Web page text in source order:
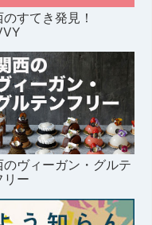
のすてき発見！
のヴィーガン・グルテ
リー